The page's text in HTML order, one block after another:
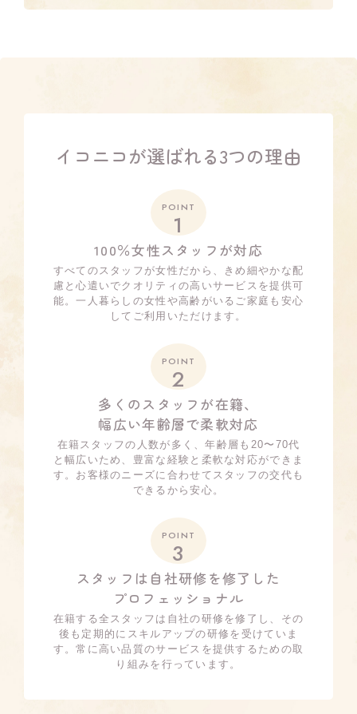
イコニコが選ばれる3つの理由
POINT
1
100％女性スタッフが対応
すべてのスタッフが女性だから、きめ細やかな配
慮と心遣いでクオリティの高いサービスを提供可
能。一人暮らしの女性や高齢がいるご家庭も安心
してご利用いただけます。
POINT
2
多くのスタッフが在籍、
幅広い年齢層で柔軟対応
在籍スタッフの人数が多く、年齢層も20〜70代
と幅広いため、豊富な経験と柔軟な対応ができま
す。お客様のニーズに合わせてスタッフの交代も
できるから安心。
POINT
3
スタッフは自社研修を修了した
プロフェッショナル
在籍する全スタッフは自社の研修を修了し、その
後も定期的にスキルアップの研修を受けていま
す。常に高い品質のサービスを提供するための取
り組みを行っています。